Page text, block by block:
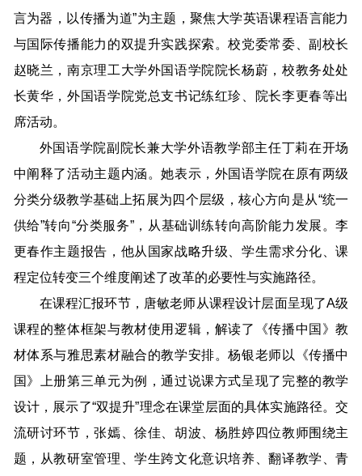
言为器，以传播为道”为主题，聚焦大学英语课程语言能力
与国际传播能力的双提升实践探索。校党委常委、副校长
赵晓兰，南京理工大学外国语学院院长杨蔚，校教务处处
长黄华，外国语学院党总支书记练红珍、院长李更春等出
席活动。
外国语学院副院长兼大学外语教学部主任丁莉在开场
中阐释了活动主题内涵。她表示，外国语学院在原有两级
分类分级教学基础上拓展为四个层级，核心方向是从“统一
供给”转向“分类服务”，从基础训练转向高阶能力发展。李
更春作主题报告，他从国家战略升级、学生需求分化、课
程定位转变三个维度阐述了改革的必要性与实施路径。
在课程汇报环节，唐敏老师从课程设计层面呈现了A级
课程的整体框架与教材使用逻辑，解读了《传播中国》教
材体系与雅思素材融合的教学安排。杨银老师以《传播中
国》上册第三单元为例，通过说课方式呈现了完整的教学
设计，展示了“双提升”理念在课堂层面的具体实施路径。交
流研讨环节，张嫣、徐佳、胡波、杨胜婷四位教师围绕主
题，从教研室管理、学生跨文化意识培养、翻译教学、青